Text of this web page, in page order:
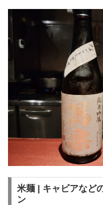
米麺 | キャビアなど
ン